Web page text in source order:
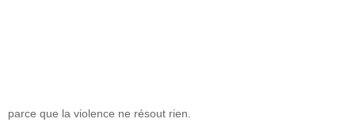
parce que la violence ne résout rien.